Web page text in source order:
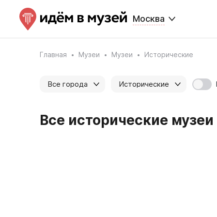
Москва
Главная Музеи Музеи Исторические
Все города Исторические
Все исторические